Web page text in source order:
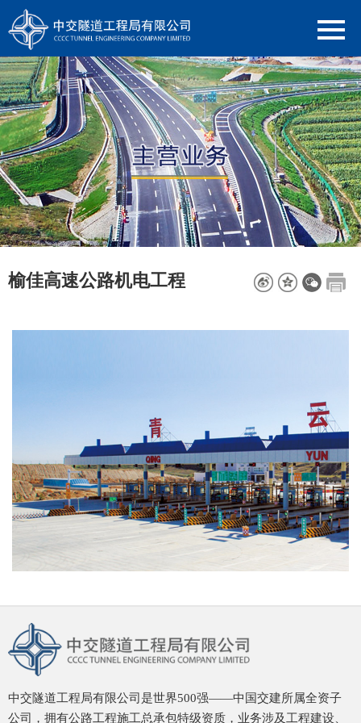
榆佳高速公路机电工程
中交隧道工程局有限公司是世界500强——中国交建所属全资子
公司，拥有公路工程施工总承包特级资质，业务涉及工程建设、